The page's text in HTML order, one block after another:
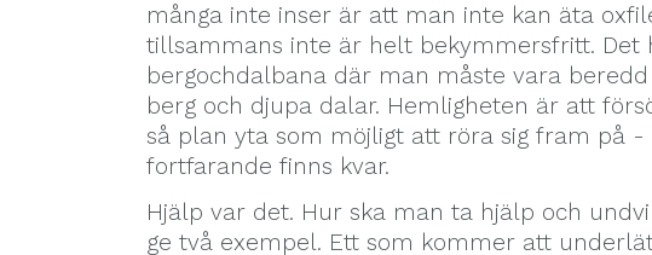
många inte inser är att man inte kan äta
tillsammans inte är helt bekymmersfritt. Det
bergochdalbana där man måste vara
berg och djupa dalar. Hemligheten är att
så plan yta som möjligt att röra sig fram på
fortfarande finns kvar.
Hjälp var det. Hur ska man ta hjälp och
ge två exempel. Ett som kommer att